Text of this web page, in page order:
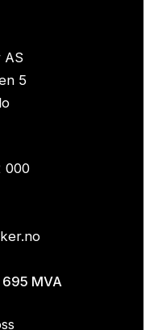
AS
5
000
MVA